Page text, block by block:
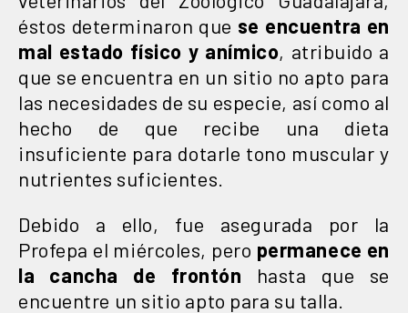
éstos determinaron que se encuentra en
mal estado físico y anímico, atribuido a
que se encuentra en un sitio no apto para
las necesidades de su especie, así como al
hecho de que recibe una dieta
insuficiente para dotarle tono muscular y
nutrientes suficientes.
Debido a ello, fue asegurada por la
Profepa el miércoles, pero permanece en
la cancha de frontón hasta que se
encuentre un sitio apto para su talla.